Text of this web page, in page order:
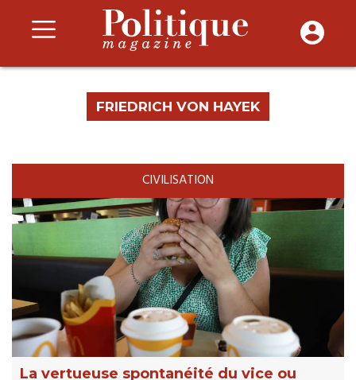
FRIEDRICH VON HAYEK
CIVILISATION
La vertueuse spontanéité du vice ou